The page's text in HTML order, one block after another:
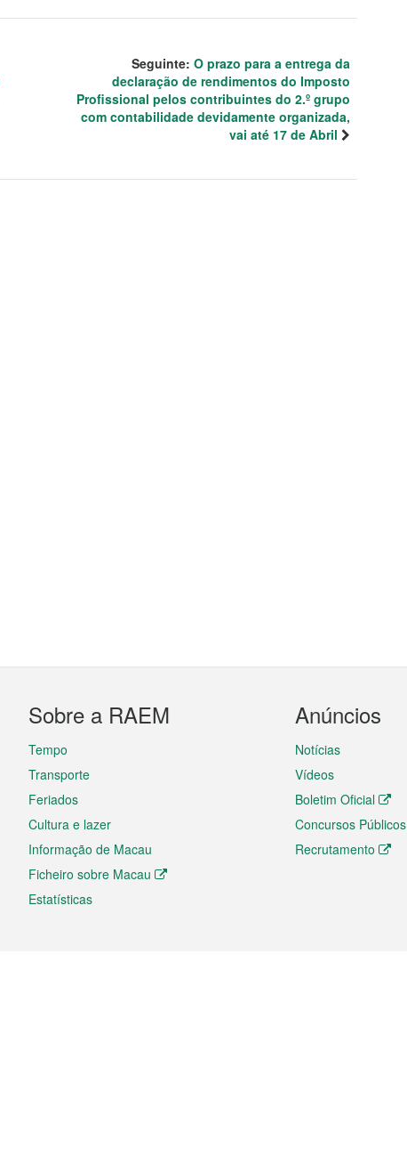
Seguinte: O prazo para a entrega da
declaração de rendimentos do Imposto
Profissional pelos contribuintes do 2.º grupo
com contabilidade devidamente organizada,
vai até 17 de Abril
Sobre a RAEM
Tempo
Transporte
Feriados
Cultura e lazer
Informação de Macau
Ficheiro sobre Macau
Estatísticas
Anúncios
Notícias
Vídeos
Boletim Oficial
Concursos Públicos
Recrutamento